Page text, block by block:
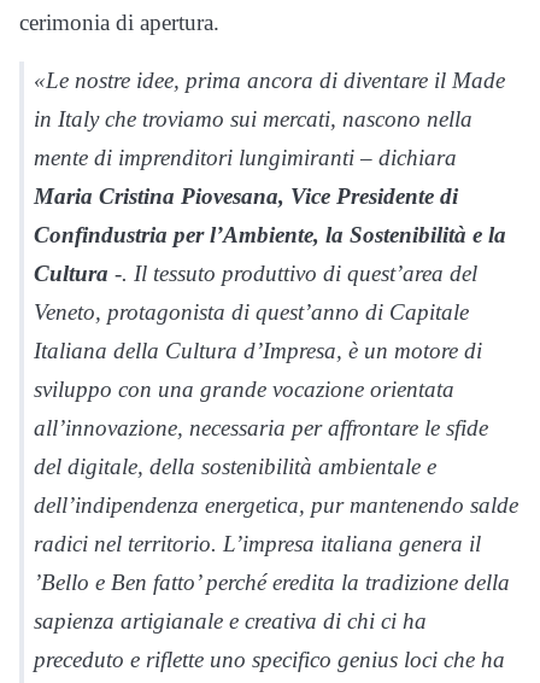
cerimonia di apertura.
«Le nostre idee, prima ancora di diventare il Made
in Italy che troviamo sui mercati, nascono nella
mente di imprenditori lungimiranti – dichiara
Maria Cristina Piovesana, Vice Presidente di
Confindustria per l’Ambiente, la Sostenibilità e la
Cultura -. Il tessuto produttivo di quest’area del
Veneto, protagonista di quest’anno di Capitale
Italiana della Cultura d’Impresa, è un motore di
sviluppo con una grande vocazione orientata
all’innovazione, necessaria per affrontare le sfide
del digitale, della sostenibilità ambientale e
dell’indipendenza energetica, pur mantenendo salde
radici nel territorio. L’impresa italiana genera il
’Bello e Ben fatto’ perché eredita la tradizione della
sapienza artigianale e creativa di chi ci ha
preceduto e riflette uno specifico genius loci che ha